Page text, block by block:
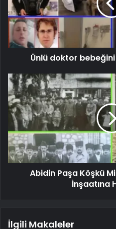
Ünlü doktor
Abidin Paşa Köşkü
İnşaatına
İlgili Makaleler